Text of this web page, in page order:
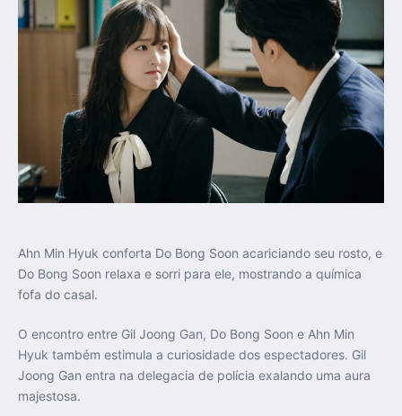
Ahn Min Hyuk conforta Do Bong Soon acariciando seu rosto, e
Do Bong Soon relaxa e sorri para ele, mostrando a química
fofa do casal.
O encontro entre Gil Joong Gan, Do Bong Soon e Ahn Min
Hyuk também estimula a curiosidade dos espectadores. Gil
Joong Gan entra na delegacia de polícia exalando uma aura
majestosa.